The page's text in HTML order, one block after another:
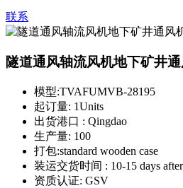
联系
隧道通风轴流风机地下矿井
模型:TVAFUMVB-28195
起订量: 1Units
出货港口 : Qingdao
生产量: 100
打包:standard wooden case
装运交货时间 : 10-15 days
资质认证: GSV